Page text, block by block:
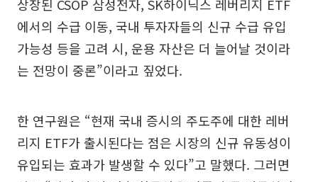
상장된 CSOP 삼성전자, SK하이닉스 레버리지 ETF
에서의 수급 이동, 국내 투자자들의 신규 수급 유입
가능성 등을 고려 시, 운용 자산은 더 늘어날 것이라
는 전망이 중론”이라고 짚었다.
한 연구원은 “현재 국내 증시의 주도주에 대한 레버
리지 ETF가 출시된다는 점은 시장의 신규 유동성이
유입되는 효과가 발생할 수 있다”고 말했다. 그러면